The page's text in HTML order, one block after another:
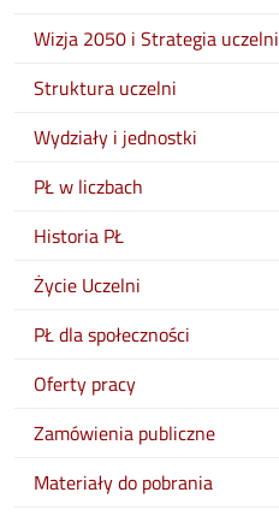
Wizja 2050 i Strategia uczelni
Struktura uczelni
Wydziały i jednostki
PŁ w liczbach
Historia PŁ
Życie Uczelni
PŁ dla społeczności
Oferty pracy
Zamówienia publiczne
Materiały do pobrania